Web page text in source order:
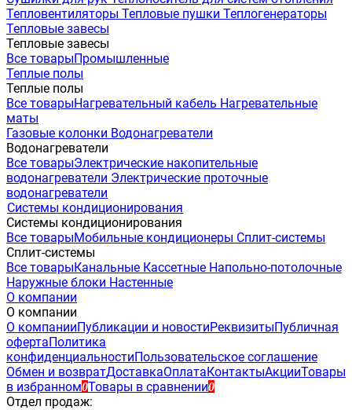
Тепловентиляторы Тепловые пушки Теплогенераторы
Тепловые завесы
Тепловые завесы
Все товарыПромышленные
Теплые полы
Теплые полы
Все товарыНагревательный кабель Нагревательные
маты
Газовые колонки Водонагреватели
Водонагреватели
Все товарыЭлектрические накопительные
водонагреватели Электрические проточные
водонагреватели
Системы кондиционирования
Системы кондиционирования
Все товарыМобильные кондиционеры Сплит-системы
Сплит-системы
Все товарыКанальные Кассетные Напольно-потолочные
Наружные блоки Настенные
О компании
О компании
О компанииПубликации и новостиРеквизитыПубличная
офертаПолитика
конфиденциальностиПользовательское соглашение
Обмен и возвратДоставкаОплатаКонтактыАкцииТовары
в избранном0Товары в сравнении0
Отдел продаж: